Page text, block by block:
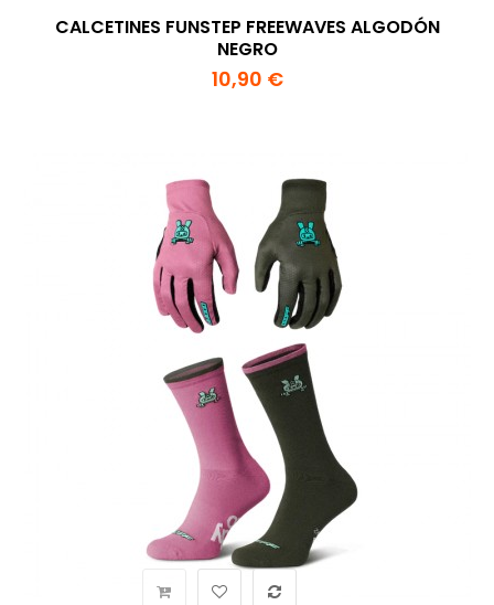
CALCETINES FUNSTEP FREEWAVES ALGODÓN
NEGRO
10,90 €